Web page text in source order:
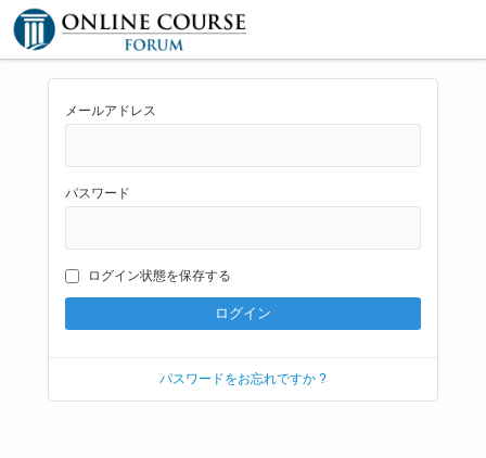
メールアドレス
パスワード
ログイン状態を保存する
パスワードをお忘れですか ?